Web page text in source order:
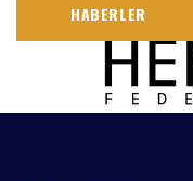
HABERLER